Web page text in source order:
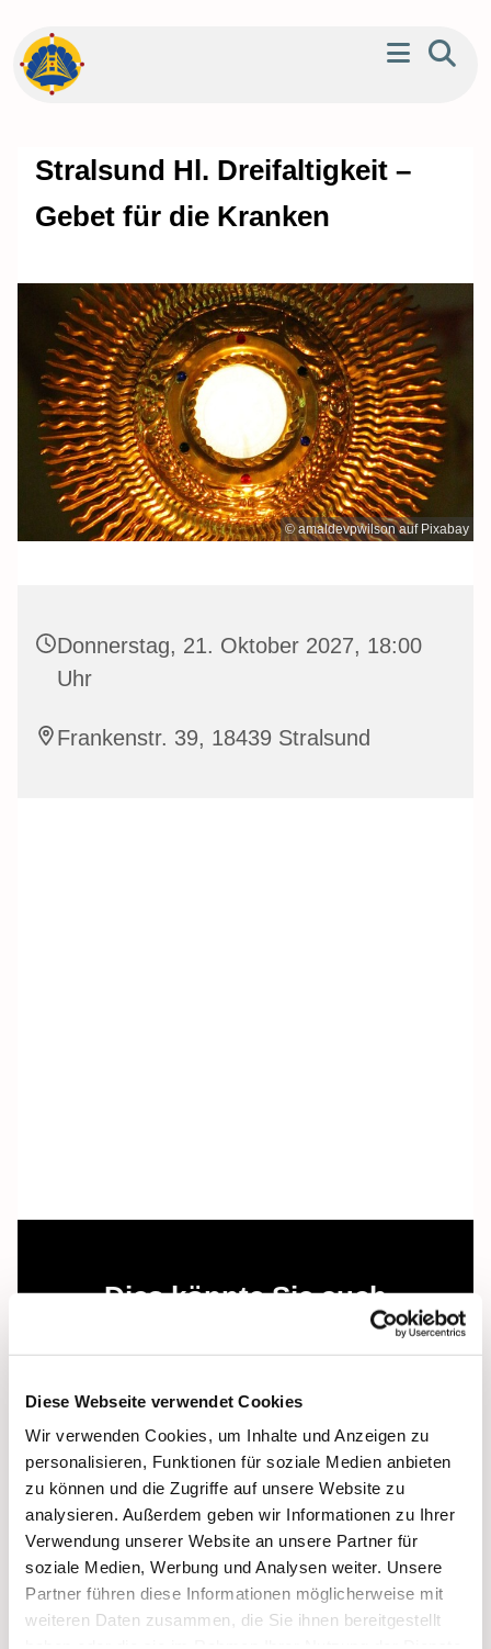
Diese Webseite verwendet Cookies
Wir verwenden Cookies, um Inhalte und Anzeigen zu
personalisieren, Funktionen für soziale Medien anbieten
zu können und die Zugriffe auf unsere Website zu
analysieren. Außerdem geben wir Informationen zu Ihrer
Verwendung unserer Website an unsere Partner für
soziale Medien, Werbung und Analysen weiter. Unsere
Partner führen diese Informationen möglicherweise mit
weiteren Daten zusammen, die Sie ihnen bereitgestellt
Stralsund Hl. Dreifaltigkeit –
Gebet für die Kranken
© amaldevpwilson auf Pixabay
Donnerstag, 21. Oktober 2027, 18:00
Uhr
Frankenstr. 39, 18439 Stralsund
Dies könnte Sie auch